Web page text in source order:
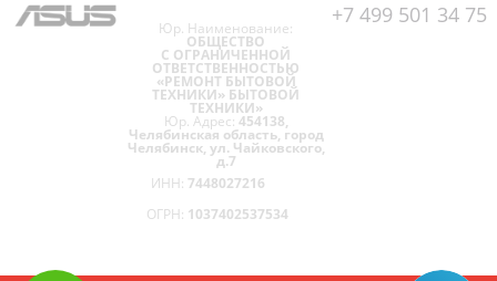
+7 499 501 34 75
Юр. Наименование:
ОБЩЕСТВО
С ОГРАНИЧЕННОЙ
ОТВЕТСТВЕННОСТЬЮ
«РЕМОНТ БЫТОВОЙ
ТЕХНИКИ» БЫТОВОЙ
ТЕХНИКИ»
Юр. Адрес: 454138,
Челябинская область, город
Челябинск, ул. Чайковского,
д.7
ИНН: 7448027216
ОГРН: 1037402537534